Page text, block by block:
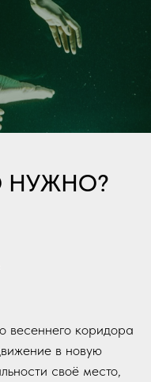
НУЖНО?
весеннего коридора
в новую
своё место,